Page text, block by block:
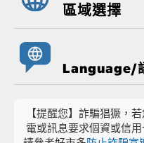
區域選擇
Language/
【提醒您】詐騙猖獗，
電或訊息要求個資或信